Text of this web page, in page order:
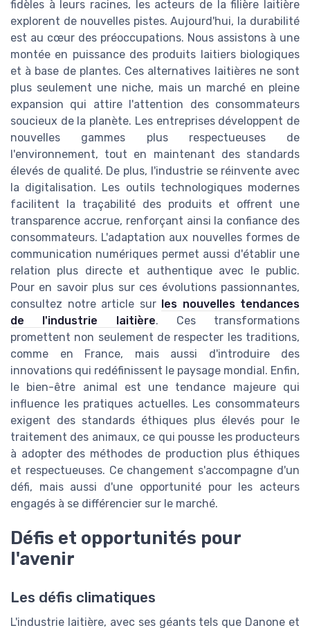
fidèles à leurs racines, les acteurs de la filière laitière
explorent de nouvelles pistes. Aujourd'hui, la durabilité
est au cœur des préoccupations. Nous assistons à une
montée en puissance des produits laitiers biologiques
et à base de plantes. Ces alternatives laitières ne sont
plus seulement une niche, mais un marché en pleine
expansion qui attire l'attention des consommateurs
soucieux de la planète. Les entreprises développent de
nouvelles gammes plus respectueuses de
l'environnement, tout en maintenant des standards
élevés de qualité. De plus, l'industrie se réinvente avec
la digitalisation. Les outils technologiques modernes
facilitent la traçabilité des produits et offrent une
transparence accrue, renforçant ainsi la confiance des
consommateurs. L'adaptation aux nouvelles formes de
communication numériques permet aussi d'établir une
relation plus directe et authentique avec le public.
Pour en savoir plus sur ces évolutions passionnantes,
consultez notre article sur les nouvelles tendances
de l'industrie laitière. Ces transformations
promettent non seulement de respecter les traditions,
comme en France, mais aussi d'introduire des
innovations qui redéfinissent le paysage mondial. Enfin,
le bien-être animal est une tendance majeure qui
influence les pratiques actuelles. Les consommateurs
exigent des standards éthiques plus élevés pour le
traitement des animaux, ce qui pousse les producteurs
à adopter des méthodes de production plus éthiques
et respectueuses. Ce changement s'accompagne d'un
défi, mais aussi d'une opportunité pour les acteurs
engagés à se différencier sur le marché.
Défis et opportunités pour
l'avenir
Les défis climatiques
L'industrie laitière, avec ses géants tels que Danone et